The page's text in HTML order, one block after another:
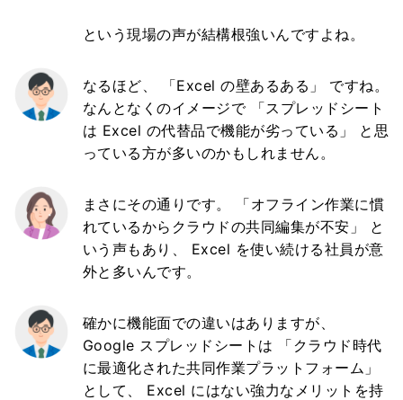
という現場の声が結構根強いんですよね。
なるほど、 「Excel の壁あるある」 ですね。
なんとなくのイメージで 「スプレッドシート
は Excel の代替品で機能が劣っている」 と思
っている方が多いのかもしれません。
まさにその通りです。 「オフライン作業に慣
れているからクラウドの共同編集が不安」 と
いう声もあり、 Excel を使い続ける社員が意
外と多いんです。
確かに機能面での違いはありますが、
Google スプレッドシートは 「クラウド時代
に最適化された共同作業プラットフォーム」
として、 Excel にはない強力なメリットを持